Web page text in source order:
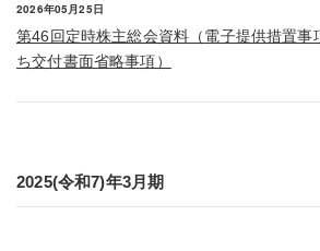
2026年05月25日
第46回定時株主総会資料（電子提供措置事
ち交付書面省略事項）
2025(令和7)年3月期